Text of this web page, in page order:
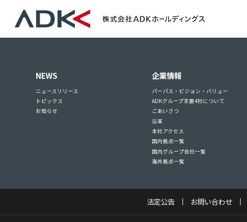
NEWS
ニュースリリース
トピックス
お知らせ
企業情報
パーパス・ビジョン・バリュー
ADKグループ主要4社について
ごあいさつ
沿革
本社アクセス
国内拠点一覧
国内グループ会社一覧
海外拠点一覧
法定公告 お問い合わせ